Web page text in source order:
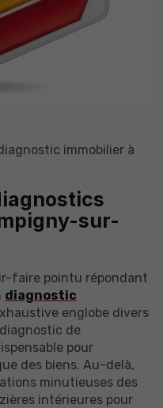
immobilier à
sur-
faire pointu répondant
diagnostic
englobe divers
de
pour
des biens. Au-delà,
minutieuses des
intérieures pour